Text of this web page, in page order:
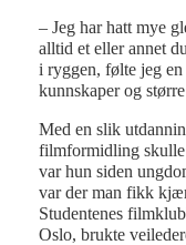
– Jeg har hatt mye
alltid et eller annet
i ryggen, følte jeg en
kunnskaper og
Med en slik
filmformidling skulle
var hun siden
var der man fikk
Studentenes
Oslo, brukte